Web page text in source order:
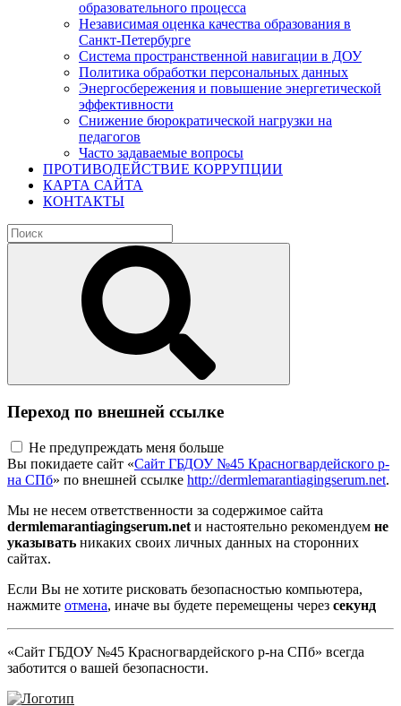
образовательного процесса
Независимая оценка качества образования в
Санкт-Петербурге
Система пространственной навигации в ДОУ
Политика обработки персональных данных
Энергосбережения и повышение энергетической
эффективности
Снижение бюрократической нагрузки на
педагогов
Часто задаваемые вопросы
ПРОТИВОДЕЙСТВИЕ КОРРУПЦИИ
КАРТА САЙТА
КОНТАКТЫ
Переход по внешней ссылке
Не предупреждать меня больше
Вы покидаете сайт «Сайт ГБДОУ №45 Красногвардейского р-
на СПб» по внешней ссылке http://dermlemarantiagingserum.net.
Мы не несем ответственности за содержимое сайта
dermlemarantiagingserum.netи настоятельно рекомендуем не
указывать никаких своих личных данных на сторонних
сайтах.
Если Вы не хотите рисковать безопасностью компьютера,
нажмите отмена, иначе вы будете перемещены через секунд
«Сайт ГБДОУ №45 Красногвардейского р-на СПб» всегда
заботится о вашей безопасности.